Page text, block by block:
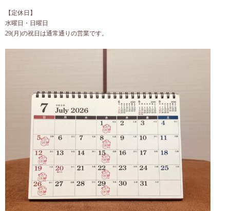
【定休日】
水曜日・日曜日
29(月)の祝日は通常通りの営業です。